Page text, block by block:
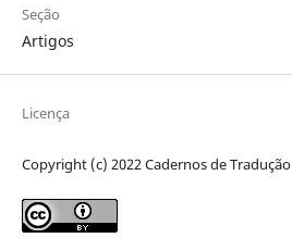
Seção
Artigos
Licença
Copyright (c) 2022 Cadernos de Tradução